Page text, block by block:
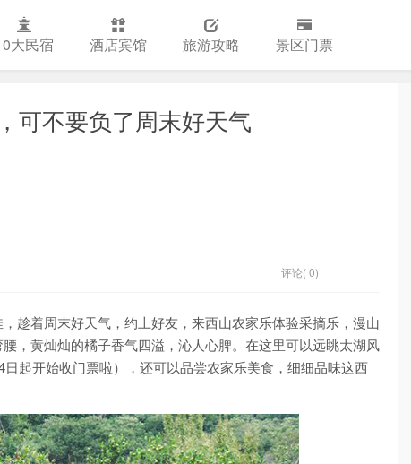
大民宿 酒店宾馆 旅游攻略 景区门票
可不要负了周末好天气
评论( 0)
趁着周末好天气，约上好友，来西山农家乐体验采摘乐，漫山
，黄灿灿的橘子香气四溢，沁人心脾。在这里可以远眺太湖风
起开始收门票啦），还可以品尝农家乐美食，细细品味这西